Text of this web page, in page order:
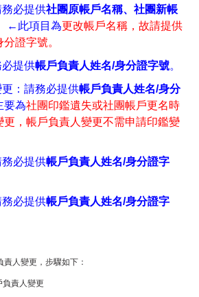
必提供社團原帳戶名稱、社團新帳
←此項目為更改帳戶名稱，故請提供
證字號。
提供帳戶負責人姓名/身分證字號。
：請務必提供帳戶負責人姓名/身分
要為社團印鑑遺失或社團帳戶更名時
，帳戶負責人變更不需申請印鑑變
必提供帳戶負責人姓名/身分證字
必提供帳戶負責人姓名/身分證字
人變更，步驟如下：
負責人變更